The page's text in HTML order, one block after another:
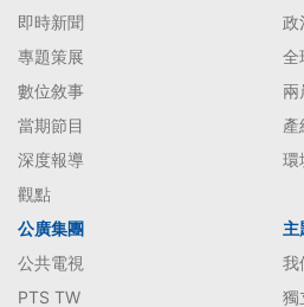
即時新聞
專題策展
數位敘事
當期節目
深度報導
觀點
政
全
兩
產
環
公廣集團
公共電視
PTS TW
主
我
獨